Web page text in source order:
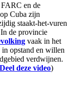
FARC en de
Cuba zijn
staakt-het-vuren
de provincie
vaak in het
opstand en willen
verdwijnen.
Deel deze video)